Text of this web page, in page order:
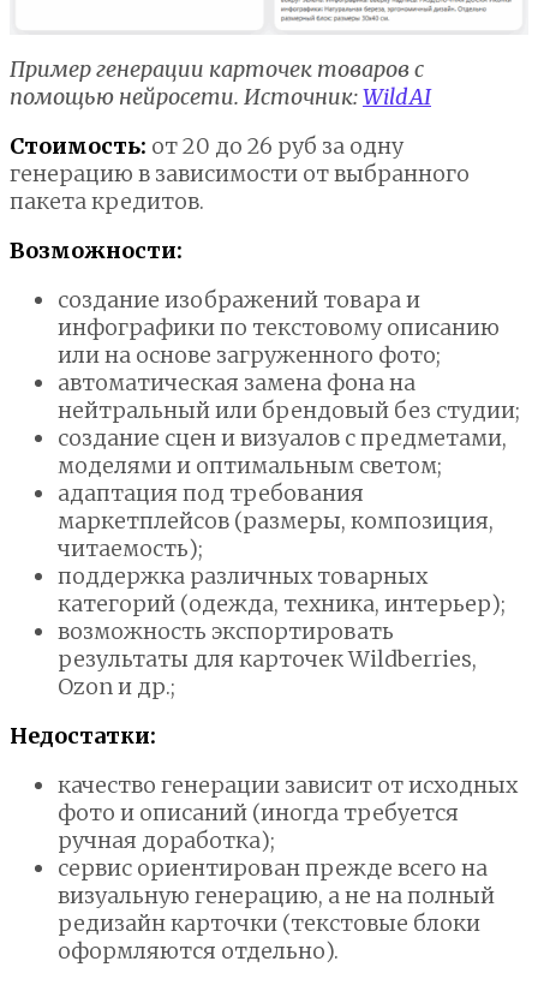
Пример генерации карточек товаров с
помощью нейросети. Источник:WildAI
Стоимость: от 20 до 26 руб за одну
генерацию в зависимости от выбранного
пакета кредитов.
Возможности:
создание изображений товара и
инфографики по текстовому описанию
или на основе загруженного фото;
автоматическая замена фона на
нейтральный или брендовый без студии;
создание сцен и визуалов с предметами,
моделями и оптимальным светом;
адаптация под требования
маркетплейсов (размеры, композиция,
читаемость);
поддержка различных товарных
категорий (одежда, техника, интерьер);
возможность экспортировать
результаты для карточек Wildberries,
Ozon и др.;
Недостатки:
качество генерации зависит от исходных
фото и описаний (иногда требуется
ручная доработка);
сервис ориентирован прежде всего на
визуальную генерацию, а не на полный
редизайн карточки (текстовые блоки
оформляются отдельно).